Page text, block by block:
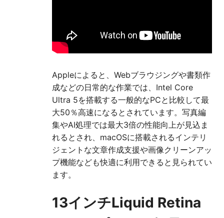
Appleによると、Webブラウジングや書類作
成などの日常的な作業では、Intel Core
Ultra 5を搭載する一般的なPCと比較して最
大50％高速になるとされています。写真編
集やAI処理では最大3倍の性能向上が見込ま
れるとされ、macOSに搭載されるインテリ
ジェントな文章作成支援や画像クリーンアッ
プ機能なども快適に利用できると見られてい
ます。
13インチLiquid Retina